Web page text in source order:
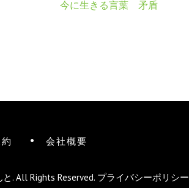
今に生きる言葉 矛盾
会社概要
. All Rights Reserved. プライバシーポリシー